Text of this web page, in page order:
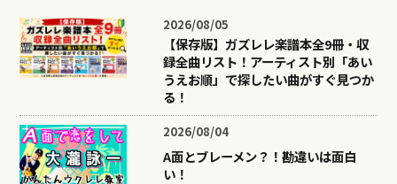
2026/08/05
【保存版】ガズレレ楽譜本全9冊・収
録全曲リスト！アーティスト別「あい
うえお順」で探したい曲がすぐ見つか
る！
2026/08/04
A面とブレーメン？！勘違いは面白
い！